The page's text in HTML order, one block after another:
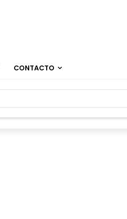
CONTACTO